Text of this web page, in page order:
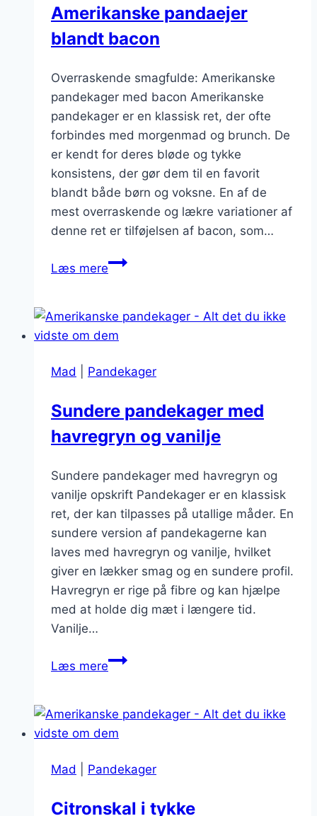
Amerikanske pandaejer
blandt bacon
Overraskende smagfulde: Amerikanske
pandekager med bacon Amerikanske
pandekager er en klassisk ret, der ofte
forbindes med morgenmad og brunch. De
er kendt for deres bløde og tykke
konsistens, der gør dem til en favorit
blandt både børn og voksne. En af de
mest overraskende og lækre variationer af
denne ret er tilføjelsen af bacon, som…
Læs mereOverraskende
pandaejer
blandt
Mad
Pandekager
Sundere pandekager med
havregryn og vanilje
Sundere pandekager med havregryn og
vanilje opskrift Pandekager er en klassisk
ret, der kan tilpasses på utallige måder. En
sundere version af pandekagerne kan
laves med havregryn og vanilje, hvilket
giver en lækker smag og en sundere profil.
Havregryn er rige på fibre og kan hjælpe
med at holde dig mæt i længere tid.
Vanilje…
Læs mereSundere
havregryn
og
Mad
Pandekager
Citronskal i tykke